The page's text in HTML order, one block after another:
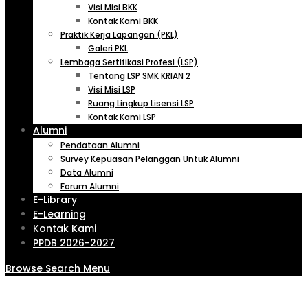
Visi Misi BKK
Kontak Kami BKK
Praktik Kerja Lapangan (PKL)
Galeri PKL
Lembaga Sertifikasi Profesi (LSP)
Tentang LSP SMK KRIAN 2
Visi Misi LSP
Ruang Lingkup Lisensi LSP
Kontak Kami LSP
Alumni
Pendataan Alumni
Survey Kepuasan Pelanggan Untuk Alumni
Data Alumni
Forum Alumni
E-Library
E-Learning
Kontak Kami
PPDB 2026-2027
Browse Search Menu